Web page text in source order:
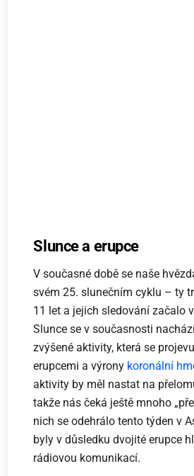
Slunce a erupce
V současné době se naše
svém 25. slunečním cyklu – ty
11 let a jejich sledování začalo
Slunce se v současnosti
zvýšené aktivity, která se
erupcemi a výrony koronální
aktivity by měl nastat na
takže nás čeká ještě mnoho
nich se odehrálo tento týden v
byly v důsledku dvojité erupce
rádiovou komunikací.